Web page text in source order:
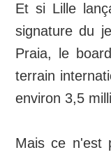
Et si Lille
signature du
Praia, le
terrain
environ 3,5
Mais ce n'est